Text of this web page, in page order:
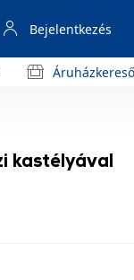
Bejelentkezés
Áruházkereső
kastélyával